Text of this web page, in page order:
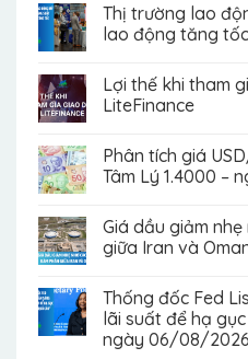
Thị trường lao
lao động tăng
Lợi thế khi tham
LiteFinance
Phân tích giá
Tâm Lý 1.4000 –
Giá dầu giảm
giữa Iran và
Thống đốc Fed
lãi suất để hạ
ngày 06/08/2026